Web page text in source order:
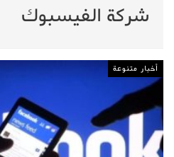
شركة الفيسبوك
أخبار متنوعة